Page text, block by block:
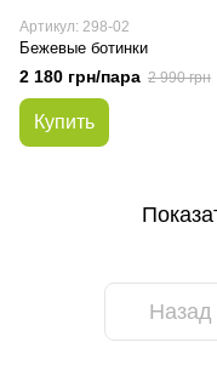
Артикул: 298-02
Бежевые ботинки
2 180 грн/пара 2 990 грн
Купить
Назад